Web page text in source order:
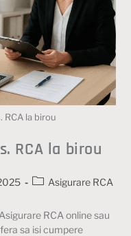
RCA la birou
RCA la birou
Asigurare RCA
RCA online sau
sa isi cumpere